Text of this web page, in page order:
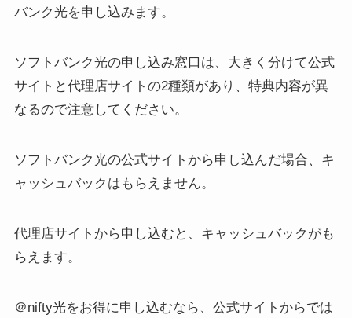
バンク光を申し込みます。
ソフトバンク光の申し込み窓口は、大きく分けて公式
サイトと代理店サイトの2種類があり、特典内容が異
なるので注意してください。
ソフトバンク光の公式サイトから申し込んだ場合、キ
ャッシュバックはもらえません。
代理店サイトから申し込むと、キャッシュバックがも
らえます。
＠nifty光をお得に申し込むなら、公式サイトからでは